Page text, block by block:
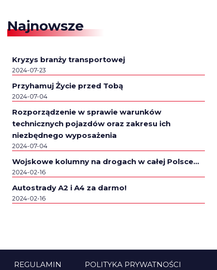
Najnowsze
Kryzys branży transportowej
2024-07-23
Przyhamuj Życie przed Tobą
2024-07-04
Rozporządzenie w sprawie warunków
technicznych pojazdów oraz zakresu ich
niezbędnego wyposażenia
2024-07-04
Wojskowe kolumny na drogach w całej Polsce…
2024-02-16
Autostrady A2 i A4 za darmo!
2024-02-16
REGULAMIN POLITYKA PRYWATNOŚCI